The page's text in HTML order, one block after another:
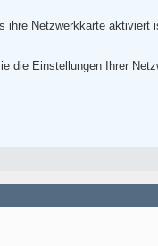
Netzwerkkarte
die Einstellungen Ihrer